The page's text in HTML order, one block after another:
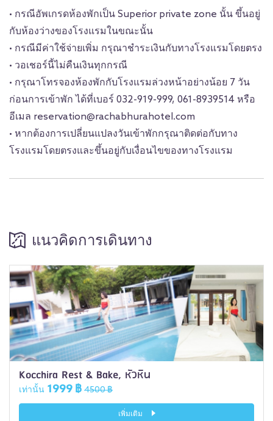
• กรณีอัพเกรดห้องพักเป็น Superior private zone นั้น ขึ้นอยู่
กับห้องว่างของโรงแรมในขณะนั้น
• กรณีมีค่าใช้จ่ายเพิ่ม กรุณาชำระเงินกับทางโรงแรมโดยตรง
• วอเชอร์นี้ไม่คืนเงินทุกกรณี
• กรุณาโทรจองห้องพักกับโรงแรมล่วงหน้าอย่างน้อย 7 วัน
ก่อนการเข้าพัก ได้ที่เบอร์ 032-919-999, 061-8939514 หรือ
อีเมล reservation@rachabhurahotel.com
• หากต้องการเปลี่ยนแปลงวันเข้าพักกรุณาติดต่อกับทาง
โรงแรมโดยตรงและขึ้นอยู่กับเงื่อนไขของทางโรงแรม
แนวคิดการเดินทาง
Kocchira Rest & Bake, หัวหิน
เท่านั้น 1999 ฿ 4500 ฿
เพิ่มเติม